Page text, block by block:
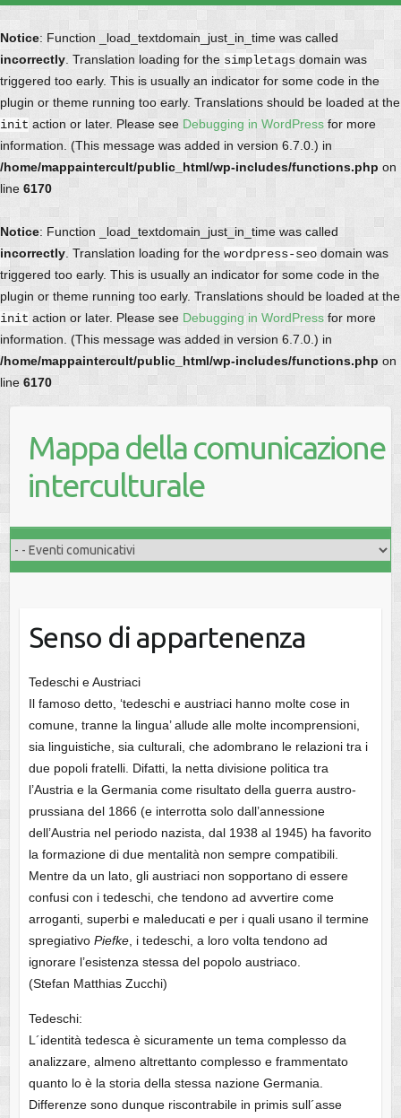
Notice: Function _load_textdomain_just_in_time was called
incorrectly . Translation loading for the simpletags domain was
triggered too early. This is usually an indicator for some code in the
plugin or theme running too early. Translations should be loaded at the
init action or later. Please see Debugging in WordPress for more
information. (This message was added in version 6.7.0.) in
/home/mappaintercult/public_html/wp-includes/functions.php on
line 6170
Notice: Function _load_textdomain_just_in_time was called
incorrectly . Translation loading for the wordpress-seo domain was
triggered too early. This is usually an indicator for some code in the
plugin or theme running too early. Translations should be loaded at the
init action or later. Please see Debugging in WordPress for more
information. (This message was added in version 6.7.0.) in
/home/mappaintercult/public_html/wp-includes/functions.php on
line 6170
Mappa della comunicazione
interculturale
Senso di appartenenza
Tedeschi e Austriaci
Il famoso detto, ‘tedeschi e austriaci hanno molte cose in
comune, tranne la lingua’ allude alle molte incomprensioni,
sia linguistiche, sia culturali, che adombrano le relazioni tra i
due popoli fratelli. Difatti, la netta divisione politica tra
l’Austria e la Germania come risultato della guerra austro-
prussiana del 1866 (e interrotta solo dall’annessione
dell’Austria nel periodo nazista, dal 1938 al 1945) ha favorito
la formazione di due mentalità non sempre compatibili.
Mentre da un lato, gli austriaci non sopportano di essere
confusi con i tedeschi, che tendono ad avvertire come
arroganti, superbi e maleducati e per i quali usano il termine
spregiativoPiefke, i tedeschi, a loro volta tendono ad
ignorare l’esistenza stessa del popolo austriaco.
(Stefan Matthias Zucchi)
Tedeschi:
L´identità tedesca è sicuramente un tema complesso da
analizzare, almeno altrettanto complesso e frammentato
quanto lo è la storia della stessa nazione Germania.
Differenze sono dunque riscontrabile in primis sull´asse